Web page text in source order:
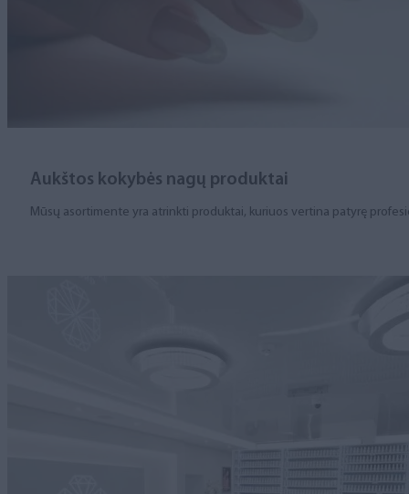
Aukštos kokybės nagų produktai
Mūsų asortimente yra atrinkti produktai, kuriuos vertina patyrę